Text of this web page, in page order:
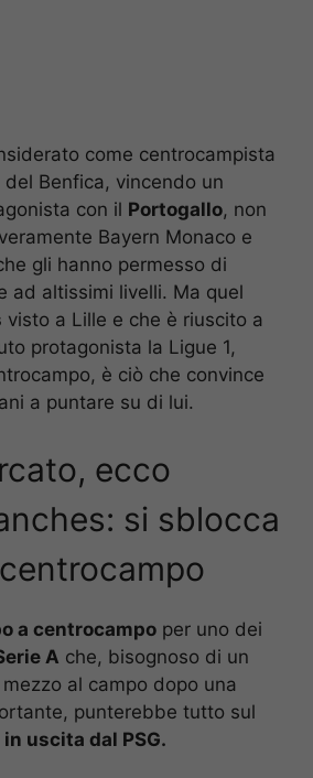
come centrocampista
Benfica, vincendo un
con il Portogallo, non
Bayern Monaco e
gli hanno permesso di
ad altissimi livelli. Ma quel
visto a Lille e che è riuscito a
protagonista la Ligue 1,
è ciò che convince
a puntare su di lui.
ecco
si sblocca
a centrocampo per uno dei
A che, bisognoso di un
al campo dopo una
punterebbe tutto sul
uscita dal PSG.